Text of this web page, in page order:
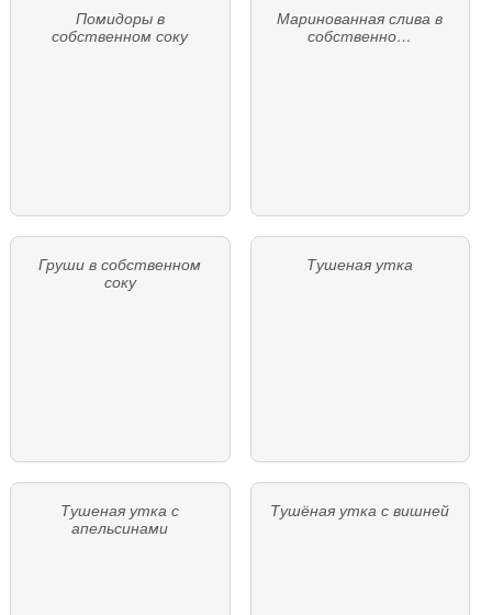
Помидоры в
собственном соку
Маринованная слива в
собственно…
Груши в собственном
соку
Тушеная утка
Тушеная утка с
апельсинами
Тушёная утка с вишней